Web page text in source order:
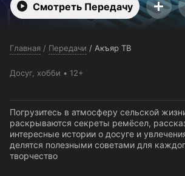
Смотреть Передачу
Главная / Передачи / Акъяр ТВ
Досуг, хобби 12+
Погрузитесь в атмосферу сельской
раскрываются секреты ремёсел,
интересные истории о досуге и
делятся полезными советами для
творчество